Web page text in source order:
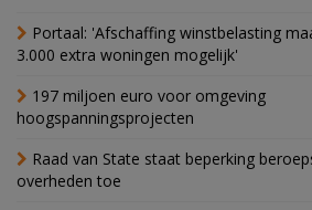
Portaal: 'Afschaffing winstbelasting
3.000 extra woningen mogelijk'
197 miljoen euro voor omgeving
hoogspanningsprojecten
Raad van State staat beperking
overheden toe